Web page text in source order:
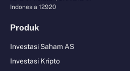
Indonesia 12920
Produk
Investasi Saham AS
Investasi Kripto